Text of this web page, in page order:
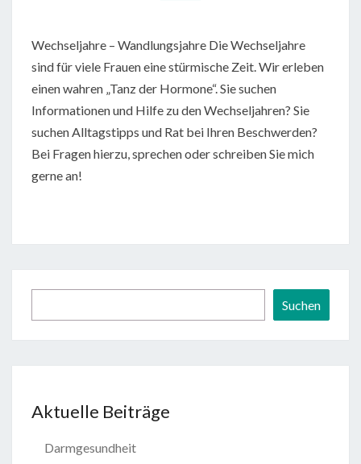
Wechseljahre – Wandlungsjahre Die Wechseljahre
sind für viele Frauen eine stürmische Zeit. Wir erleben
einen wahren „Tanz der Hormone“. Sie suchen
Informationen und Hilfe zu den Wechseljahren? Sie
suchen Alltagstipps und Rat bei Ihren Beschwerden?
Bei Fragen hierzu, sprechen oder schreiben Sie mich
gerne an!
Suchen
Aktuelle Beiträge
Darmgesundheit